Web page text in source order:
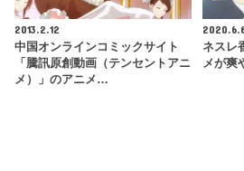
2013.2.12
中国オンラインコミックサイト
「騰訊原創動画（テンセントアニ
メ）」のアニメ…
ネスレ
メが爽